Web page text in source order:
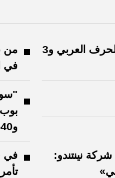
ملتقى الخط يحتفي بالحرف العربي و3
من
في
و1640 درهماً
نينتندو:
في
تأمر